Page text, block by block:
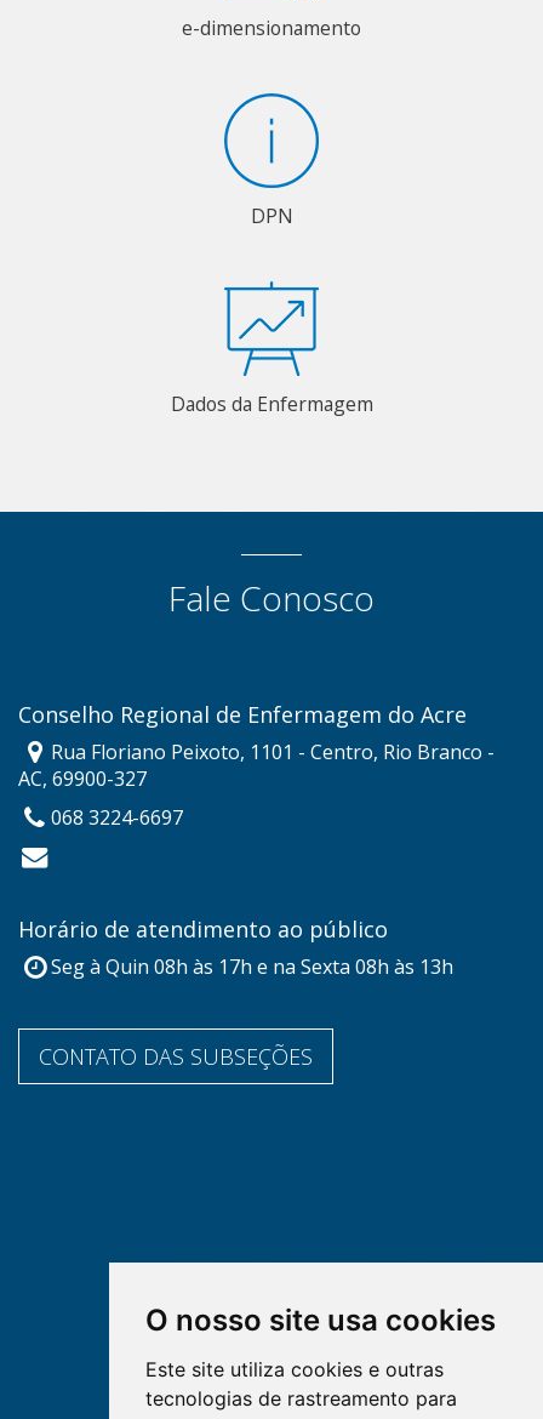
O nosso site usa cookies
Este site utiliza cookies e outras
tecnologias de rastreamento para
e-dimensionamento
DPN
Dados da Enfermagem
Fale Conosco
Conselho Regional de Enfermagem do Acre
Rua Floriano Peixoto, 1101 - Centro, Rio Branco -
AC, 69900-327
068 3224-6697
Horário de atendimento ao público
Seg à Quin 08h às 17h e na Sexta 08h às 13h
CONTATO DAS SUBSEÇÕES